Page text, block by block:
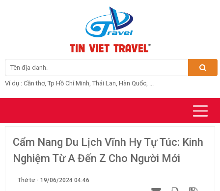
Ví dụ : Cần thơ, Tp Hồ Chí Minh, Thái Lan, Hàn Quốc, ...
Cẩm Nang Du Lịch Vĩnh Hy Tự Túc: Kinh
Nghiệm Từ A Đến Z Cho Người Mới
Thứ tư - 19/06/2024 04:46